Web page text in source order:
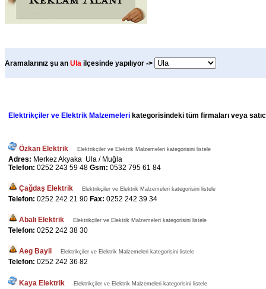
Aramalarınız şu an Ula ilçesinde yapılıyor ->
Elektrikçiler ve Elektrik Malzemeleri kategorisindeki tüm firmaları veya
Özkan Elektrik Elektrikçiler ve Elektrik Malzemeleri kategorisini listele
Adres: Merkez Akyaka Ula / Muğla
Telefon: 0252 243 59 48 Gsm: 0532 795 61 84
Çağdaş Elektrik Elektrikçiler ve Elektrik Malzemeleri kategorisini listele
Telefon: 0252 242 21 90 Fax: 0252 242 39 34
Abalı Elektrik Elektrikçiler ve Elektrik Malzemeleri kategorisini listele
Telefon: 0252 242 38 30
Aeg Bayii Elektrikçiler ve Elektrik Malzemeleri kategorisini listele
Telefon: 0252 242 36 82
Kaya Elektrik Elektrikçiler ve Elektrik Malzemeleri kategorisini listele